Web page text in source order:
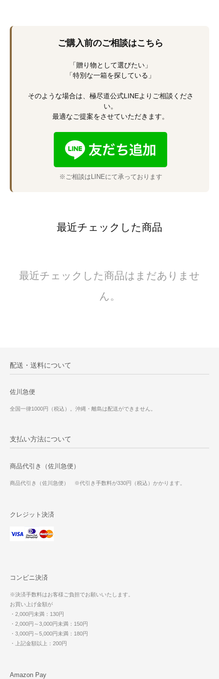
ご購入前のご相談はこちら
「贈り物として選びたい」
「特別な一箱を探している」
そのような場合は、極尽道公式LINEよりご相談くださ
い。
最適なご提案をさせていただきます。
※ご相談はLINEにて承っております
最近チェックした商品
最近チェックした商品はまだありませ
ん。
配送・送料について
佐川急便
全国一律1000円（税込）。沖縄・離島は配送ができません。
支払い方法について
商品代引き（佐川急便）
商品代引き（佐川急便） ※代引き手数料が330円（税込）かかります。
クレジット決済
コンビニ決済
※決済手数料はお客様ご負担でお願いいたします。
お買い上げ金額が
・2,000円未満：130円
・2,000円～3,000円未満：150円
・3,000円～5,000円未満：180円
・上記金額以上：200円
Amazon Pay